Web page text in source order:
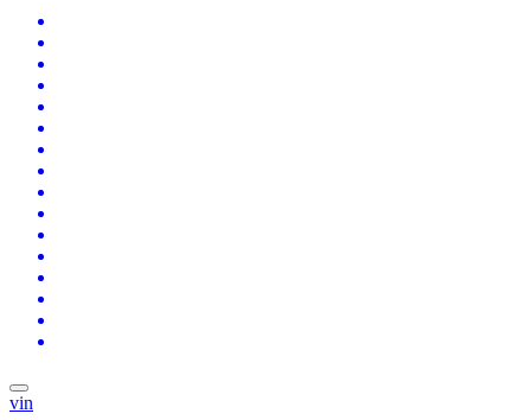
vin